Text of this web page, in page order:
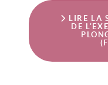
LIRE LA
DE